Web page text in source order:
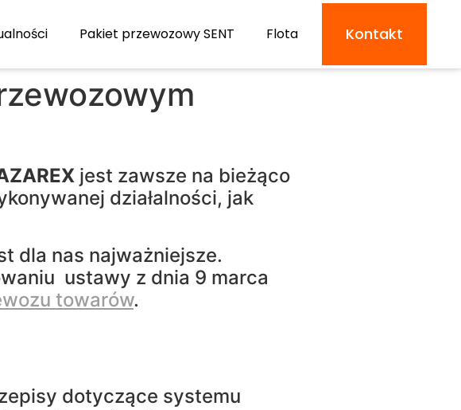
Pakiet przewozowy SENT Flota Kontakt
jest zawsze na bieżąco
działalności, jak
dla nas najważniejsze.
ustawy z dnia 9 marca
towarów.
dotyczące systemu